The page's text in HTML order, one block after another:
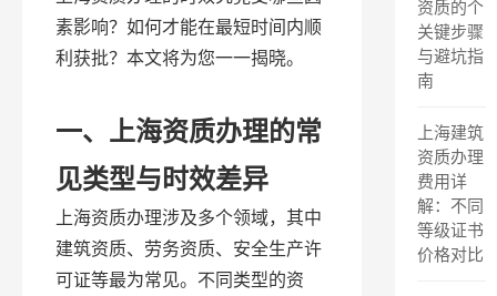
素影响？如何才能在最短时间内顺
利获批？本文将为您一一揭晓。
一、上海资质办理的常
见类型与时效差异
上海资质办理涉及多个领域，其中
建筑资质、劳务资质、安全生产许
可证等最为常见。不同类型的资
资质的个
关键步骤
与避坑指
南
上海建筑
资质办理
费用详
解：不同
等级证书
价格对比